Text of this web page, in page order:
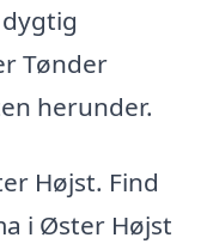
Tønder
herunder.
Højst. Find
i Øster Højst